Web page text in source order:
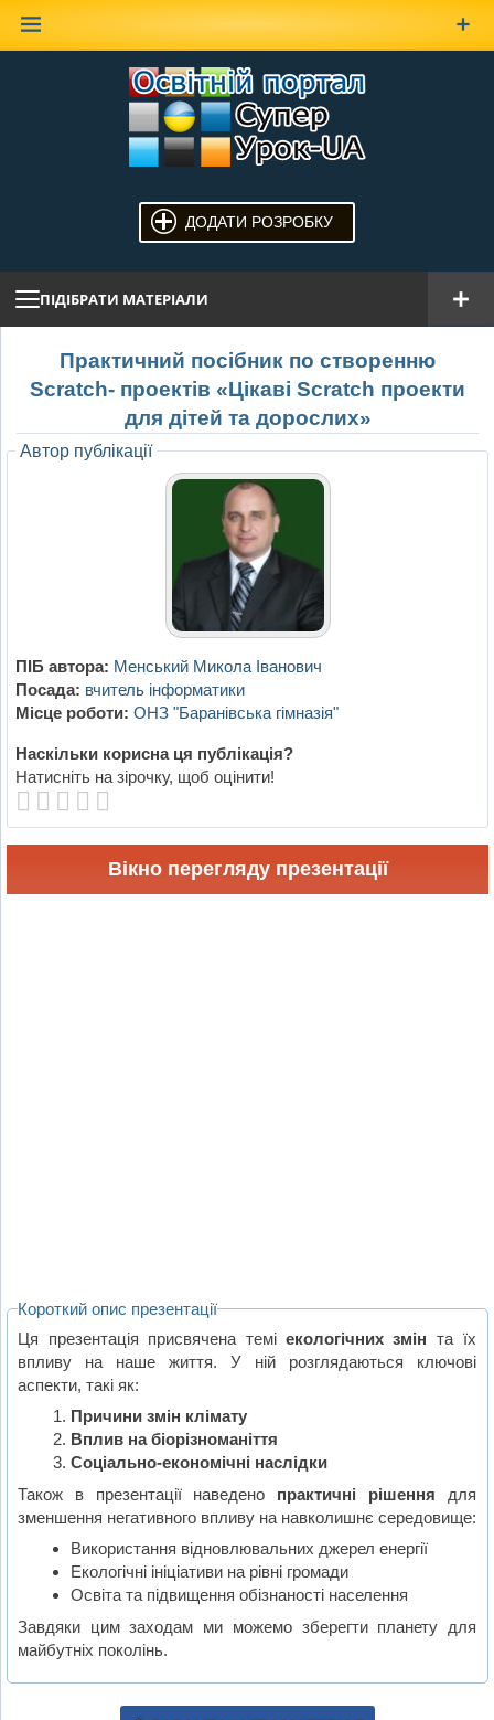
ДОДАТИ РОЗРОБКУ
ПІДІБРАТИ МАТЕРІАЛИ
Практичний посібник по створенню
Scratch- проектів «Цікаві Scratch проекти
для дітей та дорослих»
Автор публікації
ПІБ автора: Менський Микола Іванович
Посада: вчитель інформатики
Місце роботи: ОНЗ "Баранівська гімназія"
Наскільки корисна ця публікація?
Натисніть на зірочку, щоб оцінити!
Вікно перегляду презентації
Короткий опис презентації
Ця презентація присвячена теміекологічних змін та їх
впливу на наше життя. У ній розглядаються ключові
аспекти, такі як:
Причини змін клімату
Вплив на біорізноманіття
Соціально-економічні наслідки
Також в презентації наведено практичні рішення для
зменшення негативного впливу на навколишнє середовище:
Використання відновлювальних джерел енергії
Екологічні ініціативи на рівні громади
Освіта та підвищення обізнаності населення
Завдяки цим заходам ми можемо зберегти планету для
майбутніх поколінь.